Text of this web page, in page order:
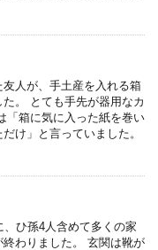
人が、手土産を入れる箱
。 とても手先が器用なカ
「箱に気に入った紙を巻い
け」と言っていました。
ひ孫4人含めて多くの家
わりました。 玄関は靴が